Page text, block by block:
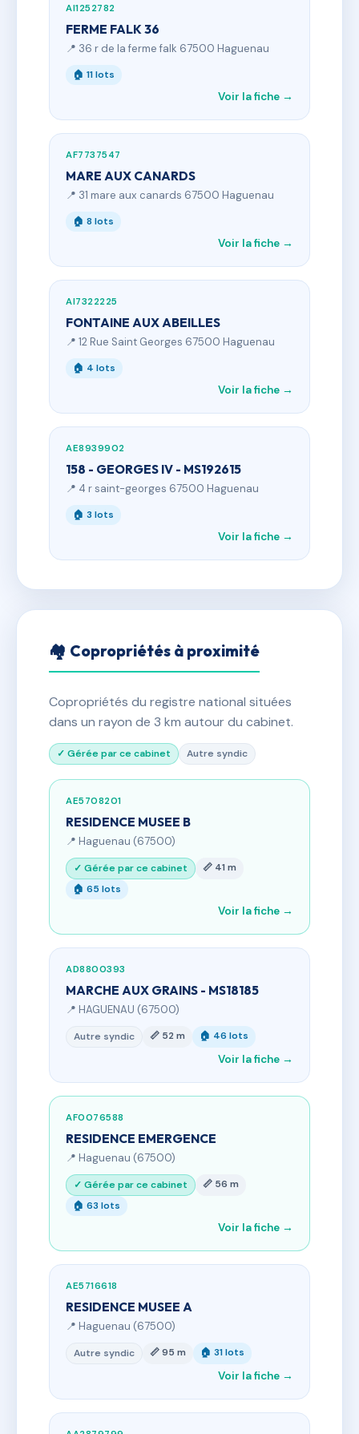
AI1252782
FERME FALK 36
📍 36 r de la ferme falk 67500 Haguenau
🏠 11 lots
Voir la fiche →
AF7737547
MARE AUX CANARDS
📍 31 mare aux canards 67500 Haguenau
🏠 8 lots
Voir la fiche →
AI7322225
FONTAINE AUX ABEILLES
📍 12 Rue Saint Georges 67500 Haguenau
🏠 4 lots
Voir la fiche →
AE8939902
158 - GEORGES IV - MS192615
📍 4 r saint-georges 67500 Haguenau
🏠 3 lots
Voir la fiche →
🏘 Copropriétés à proximité
Copropriétés du registre national situées
dans un rayon de 3 km autour du cabinet.
✓ Gérée par ce cabinet Autre syndic
AE5708201
RESIDENCE MUSEE B
📍 Haguenau (67500)
✓ Gérée par ce cabinet
📏 41 m
🏠 65 lots
Voir la fiche →
AD8800393
MARCHE AUX GRAINS - MS18185
📍 HAGUENAU (67500)
Autre syndic 📏 52 m 🏠 46 lots
Voir la fiche →
AF0076588
RESIDENCE EMERGENCE
📍 Haguenau (67500)
✓ Gérée par ce cabinet
📏 56 m
🏠 63 lots
Voir la fiche →
AE5716618
RESIDENCE MUSEE A
📍 Haguenau (67500)
Autre syndic 📏 95 m 🏠 31 lots
Voir la fiche →